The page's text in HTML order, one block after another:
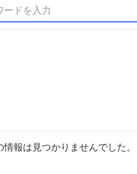
情報は見つかりませんでした。